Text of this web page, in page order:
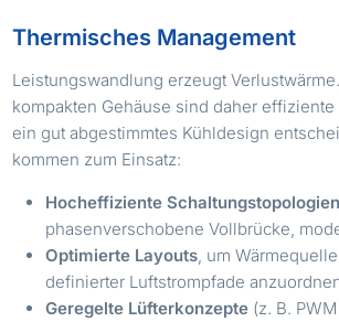
Thermisches Management
Leistungswandlung erzeugt
kompakten Gehäuse sind daher
ein gut abgestimmtes Kühldesign
kommen zum Einsatz:
Hocheffiziente Schaltungstopologien
phasenverschobene Vollbrücke,
Optimierte Layouts , um
definierter Luftstrompfade
Geregelte Lüfterkonzepte (z. B.